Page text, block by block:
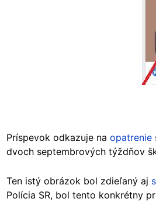
Príspevok odkazuje na opatrenie
dvoch septembrových týždňov
Ten istý obrázok bol zdieľaný aj
Polícia SR, bol tento konkrétny